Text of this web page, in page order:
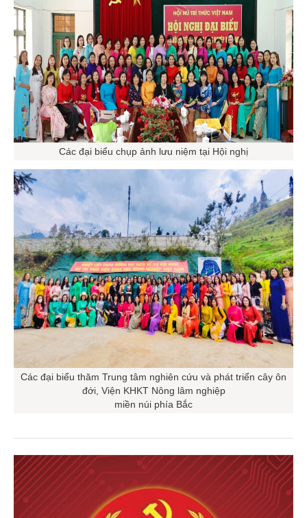
Các đại biểu chụp ảnh lưu niệm tại Hội nghị
Các đại biểu thăm Trung tâm nghiên cứu và phát triển cây ôn
đới, Viện KHKT Nông lâm nghiệp
miền núi phía Bắc